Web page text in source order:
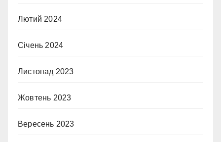
Лютий 2024
Січень 2024
Листопад 2023
Жовтень 2023
Вересень 2023